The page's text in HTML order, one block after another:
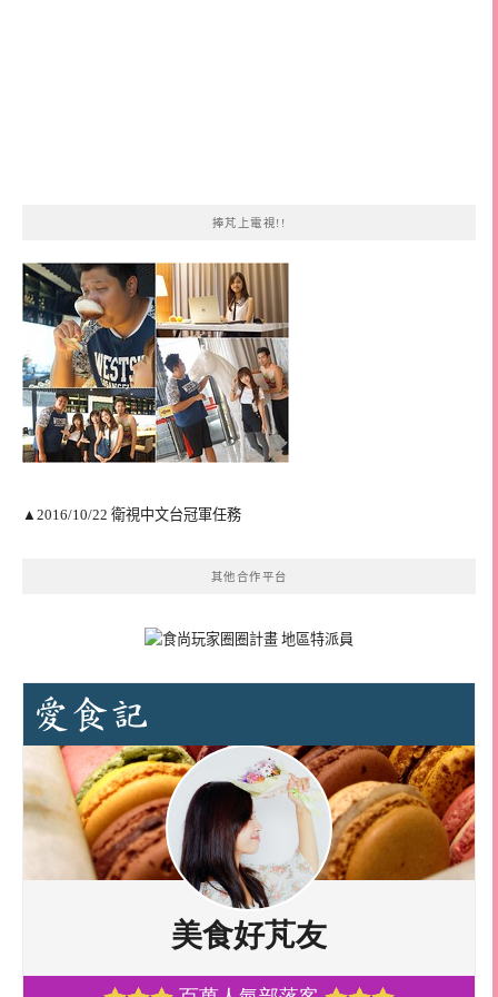
捧芃上電視!!
▲2016/10/22 衛視中文台冠軍任務
其他合作平台